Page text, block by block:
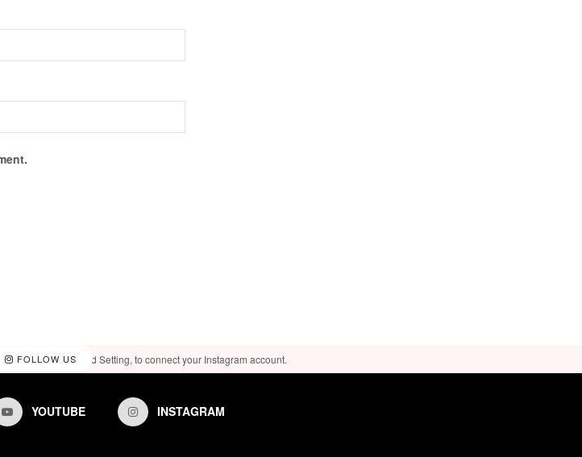
FOLLOW US
> Instagram Feed Setting, to connect your Instagram account.
YOUTUBE INSTAGRAM